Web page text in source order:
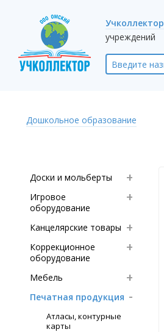
Учколлектор
учреждений
Дошкольное образование
Доски и мольберты
Игровое
оборудование
Канцелярские товары
Коррекционное
оборудование
Мебель
Печатная продукция
Атласы, контурные
карты